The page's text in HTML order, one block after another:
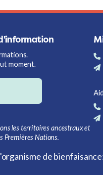
moment.
les territoires ancestraux et
Premières Nations.
de